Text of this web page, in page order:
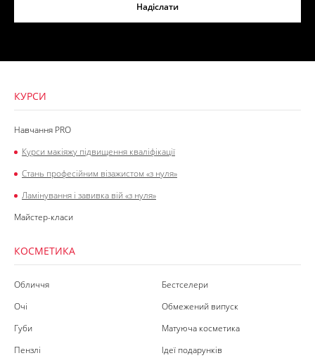
Надіслати
КУРСИ
Навчання PRO
Курси макіяжу підвищення кваліфікації
Стань професійним візажистом «з нуля»
Ламінування і завивка вій «з нуля»
Майстер-класи
КОСМЕТИКА
Обличчя
Очі
Губи
Пензлі
Бестселери
Обмежений випуск
Матуюча косметика
Ідеї подарунків